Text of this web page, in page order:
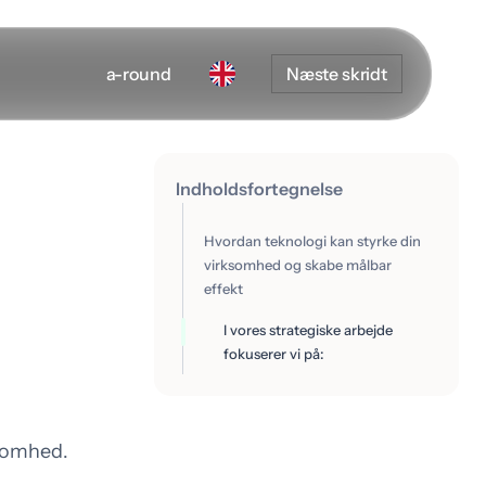
a-round Næste skridt
Indholdsfortegnelse
Hvordan teknologi kan styrke din
virksomhed og skabe målbar
effekt
I vores strategiske arbejde
fokuserer vi på: